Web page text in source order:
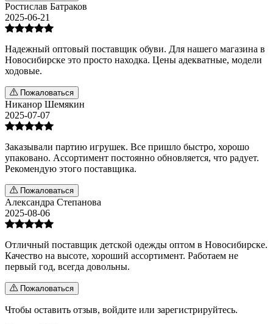
Ростислав Батраков
2025-06-21
Надежный оптовый поставщик обуви. Для нашего магазина в
Новосибирске это просто находка. Цены адекватные, модели
ходовые.
Пожаловаться
Никанор Шемякин
2025-07-07
Заказывали партию игрушек. Все пришло быстро, хорошо
упаковано. Ассортимент постоянно обновляется, что радует.
Рекомендую этого поставщика.
Пожаловаться
Александра Степанова
2025-08-06
Отличный поставщик детской одежды оптом в Новосибирске.
Качество на высоте, хороший ассортимент. Работаем не
первый год, всегда довольны.
Пожаловаться
Чтобы оставить отзыв, войдите или зарегистрируйтесь.